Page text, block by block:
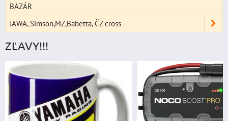
BAZÁR
JAWA, Simson,MZ,Babetta, ČZ cross
ZĽAVY!!!